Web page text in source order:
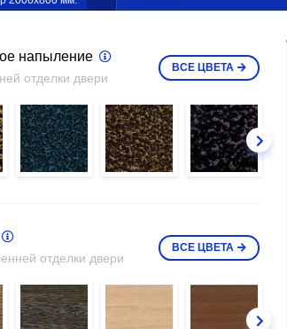
напыление
отделки двери
ВСЕ ЦВЕТА
отделки двери
ВСЕ ЦВЕТА